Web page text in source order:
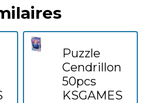
Puzzle
Cendrillon
50pcs
KSGAMES